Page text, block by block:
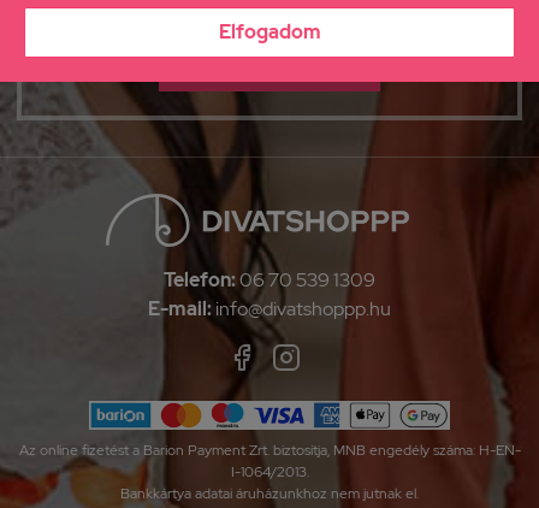
Elfogadom
hogy a webáruház értesítsen engem az aktuális ajánlatairól.
FELIRATKOZÁS 
Telefon:06 70 539 1309
E-mail:info@divatshoppp.hu
Az online fizetést a Barion Payment Zrt. biztosítja, MNB engedély száma: H-EN-
I-1064/2013.
Bankkártya adatai áruházunkhoz nem jutnak el.